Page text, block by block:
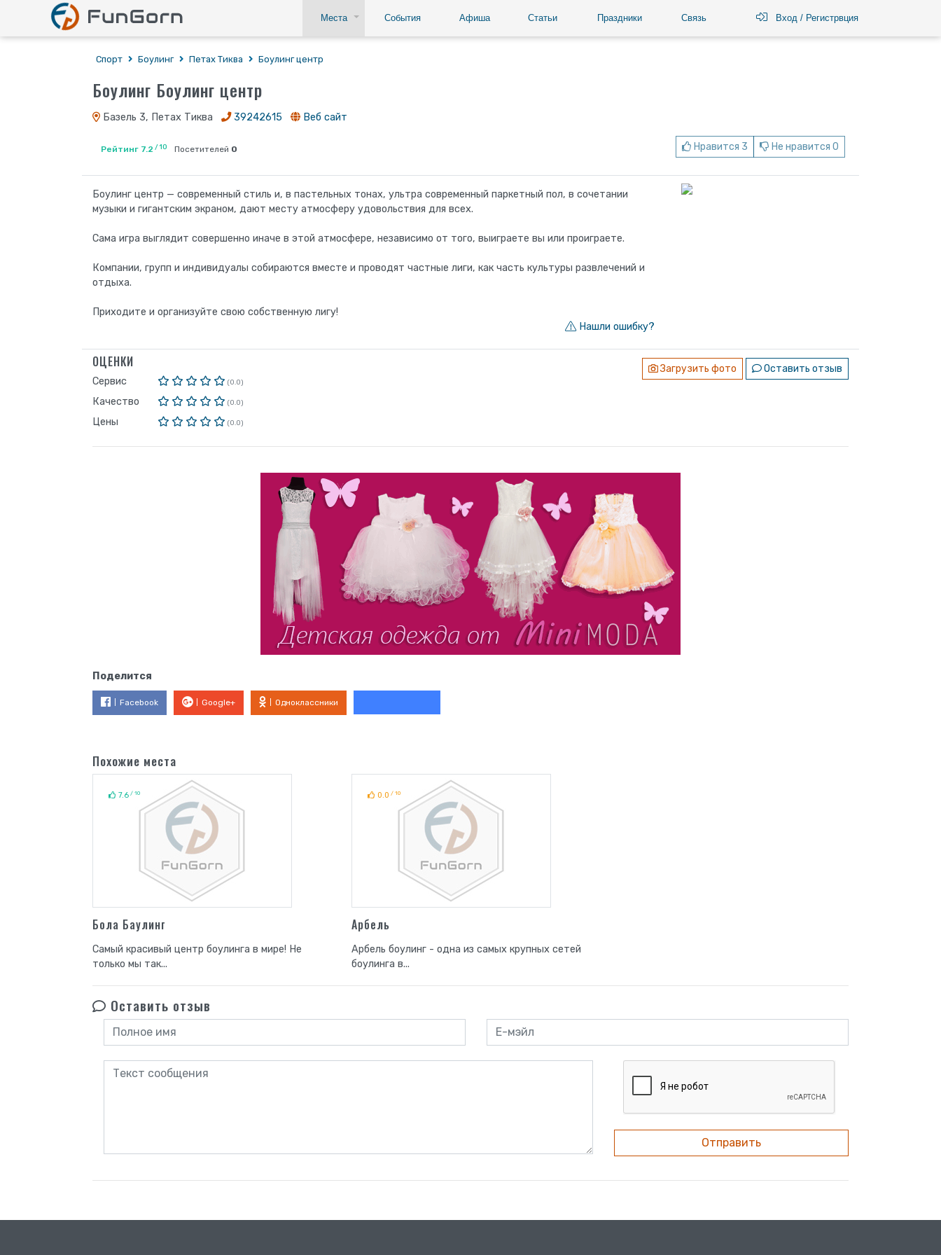
Места События Афиша Статьи Праздники Связь Вход / Регистрвция
Спорт Боулинг Петах Тиква Боулинг центр
Боулинг Боулинг центр
Базель 3, Петах Тиква 39242615 Веб сайт
Рейтинг 7.2 / 10 Посетителей 0 Нравится 3 Не нравится 0
Боулинг центр — современный стиль и, в пастельных тонах, ультра современный паркетный пол, в сочетании
музыки и гигантским экраном, дают месту атмосферу удовольствия для всех.
Сама игра выглядит совершенно иначе в этой атмосфере, независимо от того, выиграете вы или проиграете.
Компании, групп и индивидуалы собираются вместе и проводят частные лиги, как часть культуры развлечений и
отдыха.
Приходите и организуйте свою ​​собственную лигу!
Нашли ошибку?
ОЦЕНКИ
Сервис (0.0)
Качество (0.0)
Цены (0.0)
Загрузить фото Оставить отзыв
Поделится
Facebook Google+ Одноклассники
Похожие места
7.6 / 10
Бола Баулинг
Самый красивый центр боулинга в мире! Не
только мы так...
0.0 / 10
Арбель
Арбель боулинг - одна из самых крупных сетей
боулинга в...
Оставить отзыв
Отправить